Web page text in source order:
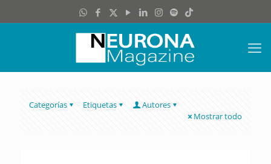
Categorías Etiquetas
Autores
Mostrar todo